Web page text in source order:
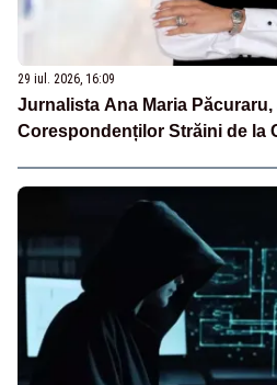
29 iul. 2026, 16:09
Jurnalista Ana Maria
Corespondenților Străini de la